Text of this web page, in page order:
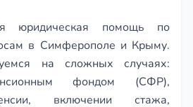
юридическая помощь по
в Симферополе и Крыму.
на сложных случаях:
фондом (СФР),
включении стажа,